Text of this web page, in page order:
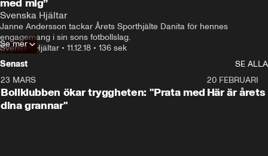
med mig”
Svenska Hjältar
Janne Andersson tackar Årets Sporthjälte Danita för hennes
engagemang i sin sons fotbollslag.
Svenska Hjältar • 11.12.18 • 136 sek
Se mer
Senast
SE ALLA
23 MARS
Bollklubben ökar tryggheten: "Prata med
dina grannar"
20 FEBRUARI
Här är